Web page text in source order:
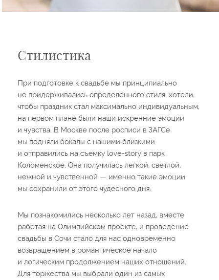
Стилистика
При подготовке к свадьбе мы принципиально
не придерживались определенного стиля, хотели,
чтобы праздник стал максимально индивидуальным,
на первом плане были наши искренние эмоции
и чувства. В Москве после росписи в ЗАГСе
мы подняли бокалы с нашими близкими
и отправились на съемку love-story в парк
Коломенское. Она получилась легкой, светлой,
нежной и чувственной — именно такие эмоции
мы сохранили от этого чудесного дня.
Мы познакомились несколько лет назад, вместе
работая на Олимпийском проекте, и проведение
свадьбы в Сочи стало для нас одновременно
возвращением в романтическое начало
и логическим продолжением наших отношений.
Для торжества мы выбрали один из самых